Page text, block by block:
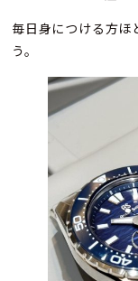
毎日身につける方ほ
う。